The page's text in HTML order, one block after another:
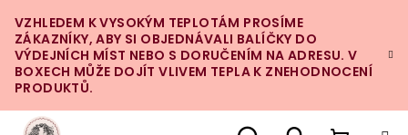
na
obsah
VZHLEDEM K VYSOKÝM TEPLOTÁM PROSÍME
ZÁKAZNÍKY, ABY SI OBJEDNÁVALI BALÍČKY DO
VÝDEJNÍCH MÍST NEBO S DORUČENÍM NA ADRESU. V
BOXECH MŮŽE DOJÍT VLIVEM TEPLA K ZNEHODNOCENÍ
PRODUKTŮ.